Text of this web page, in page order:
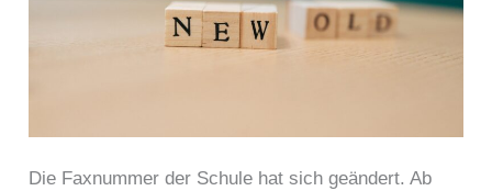
Die Faxnummer der Schule hat sich geändert. Ab